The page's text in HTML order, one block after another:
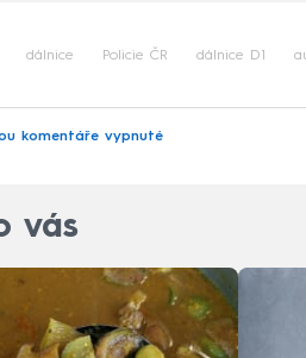
dálnice Policie ČR dálnice D1
komentáře vypnuté
vás